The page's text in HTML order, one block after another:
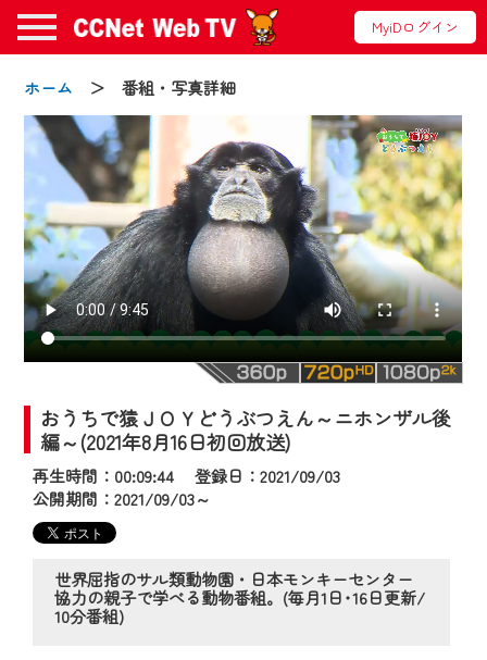
MyiDログイン
ホーム ＞ 番組・写真詳細
おうちで猿ＪＯＹどうぶつえん～ニホンザル後
編～(2021年8月16日初回放送)
再生時間：00:09:44 登録日：2021/09/03
公開期間：2021/09/03～
世界屈指のサル類動物園・日本モンキーセンター
協力の親子で学べる動物番組。(毎月1日･16日更新/
10分番組)
お知らせ
2024/09/02
動画配信サービス『CCNet Web TV』は2024
年9月24日からリニューアルします！
【変更点】
◆デザイン変更により、お住まいの地域
の動画コンテンツが一目瞭然。
◆当社アプリやＰＣブラウザから、いつ
でも・どこでも・外出先でも！
CCNetサービスエリア20市町の地域情報
番組をご視聴いただけます！